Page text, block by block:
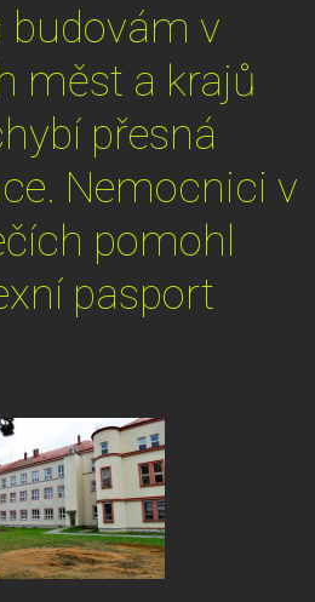
budovám v
měst a krajů
přesná
Nemocnici v
pomohl
pasport